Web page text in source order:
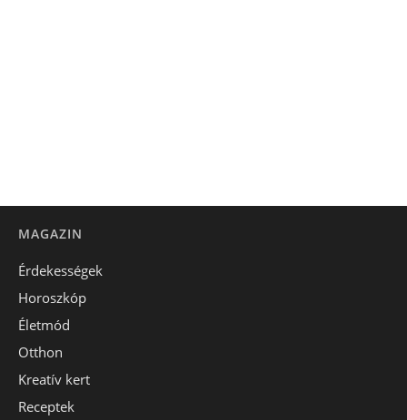
MAGAZIN
Érdekességek
Horoszkóp
Életmód
Otthon
Kreatív kert
Receptek